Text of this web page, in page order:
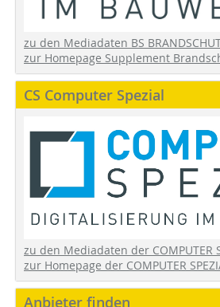
zu den Mediadaten BS
zur Homepage Supplement
CS Computer Spezial
zu den Mediadaten der COMPUTER
zur Homepage der COMPUTER
Anbieter finden